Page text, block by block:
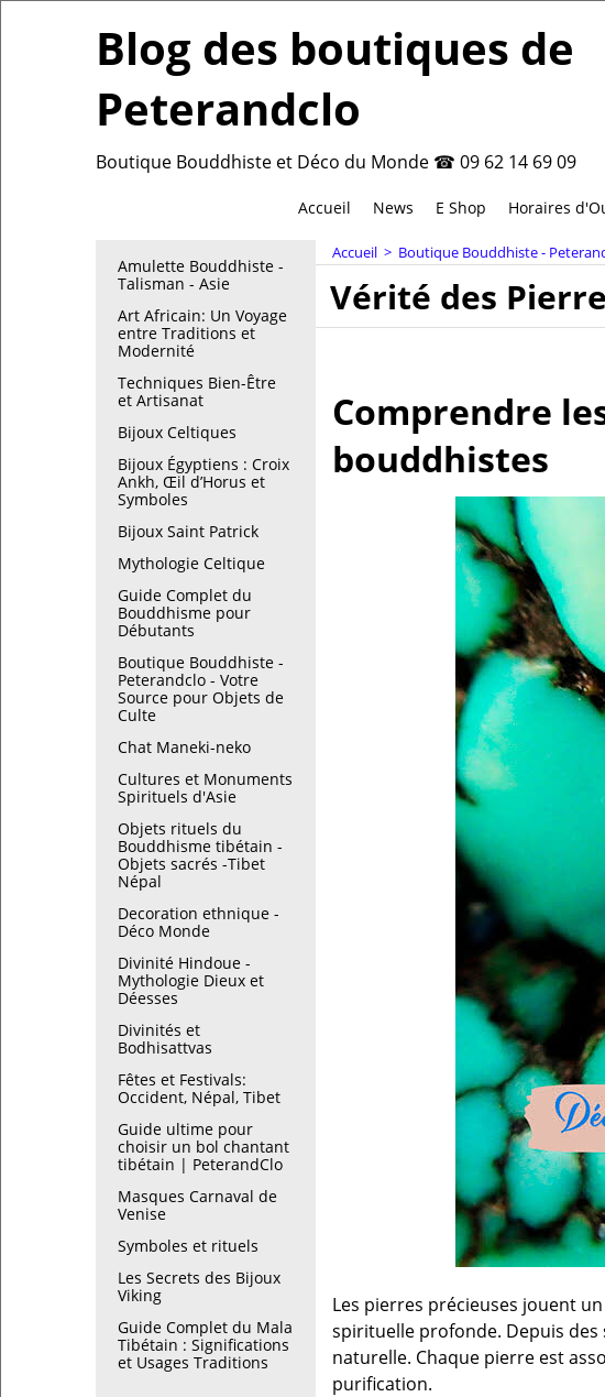
Blog des boutiques de
Peterandclo
Boutique Bouddhiste et Déco du Monde ☎ 09 62 14 69 09
Accueil News E Shop Horaires
Amulette Bouddhiste -
Talisman - Asie
Art Africain: Un Voyage
entre Traditions et
Modernité
Techniques Bien-Être
et Artisanat
Bijoux Celtiques
Bijoux Égyptiens : Croix
Ankh, Œil d’Horus et
Symboles
Bijoux Saint Patrick
Mythologie Celtique
Guide Complet du
Bouddhisme pour
Débutants
Boutique Bouddhiste -
Peterandclo - Votre
Source pour Objets de
Culte
Chat Maneki-neko
Cultures et Monuments
Spirituels d'Asie
Objets rituels du
Bouddhisme tibétain -
Objets sacrés -Tibet
Népal
Decoration ethnique -
Déco Monde
Divinité Hindoue -
Mythologie Dieux et
Déesses
Divinités et
Bodhisattvas
Fêtes et Festivals:
Occident, Népal, Tibet
Guide ultime pour
choisir un bol chantant
tibétain | PeterandClo
Masques Carnaval de
Venise
Symboles et rituels
Les Secrets des Bijoux
Viking
Guide Complet du Mala
Tibétain : Significations
et Usages Traditions
Accueil > Boutique Bouddhiste -
Vérité des
Comprendre
bouddhistes
Les pierres précieuses jouent
spirituelle profonde. Depuis
naturelle. Chaque pierre est
purification.